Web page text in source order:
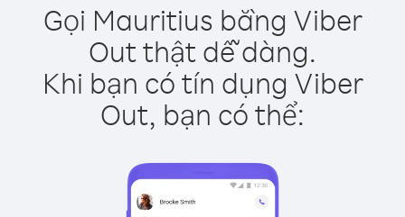
Gọi Mauritius bằng Viber
Out thật dễ dàng.
Khi bạn có tín dụng Viber
Out, bạn có thể: